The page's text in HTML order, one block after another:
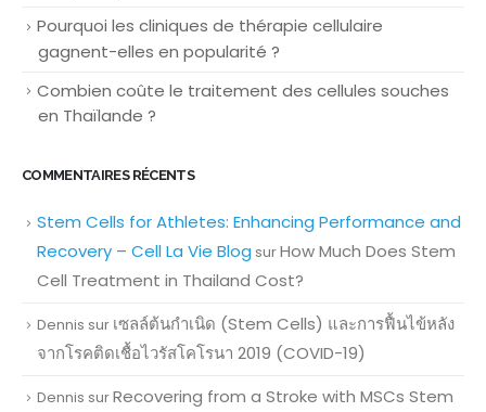
Pourquoi les cliniques de thérapie cellulaire
gagnent-elles en popularité ?
Combien coûte le traitement des cellules souches
en Thaïlande ?
COMMENTAIRES RÉCENTS
Stem Cells for Athletes: Enhancing Performance and
Recovery – Cell La Vie Blog surHow Much Does Stem
Cell Treatment in Thailand Cost?
Dennis sur เซลล์ต้นกำเนิด (Stem Cells) และการฟื้นไข้หลัง
จากโรคติดเชื้อไวรัสโคโรนา 2019 (COVID-19)
Dennis surRecovering from a Stroke with MSCs Stem